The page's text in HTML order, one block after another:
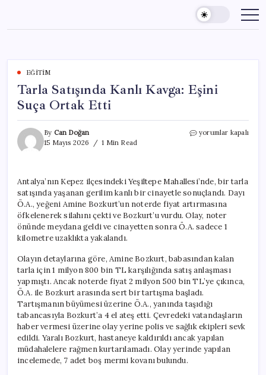
content
EĞITIM
Tarla Satışında Kanlı Kavga: Eşini
Suça Ortak Etti
By Can Doğan
15 Mayıs 2026
1 Min Read
Tarla
Suça
Ortak
Etti
için
yorumlar kapalı
Antalya’nın Kepez ilçesindeki Yeşiltepe Mahallesi’nde, bir tarla
satışında yaşanan gerilim kanlı bir cinayetle sonuçlandı. Dayı
Ö.A., yeğeni Amine Bozkurt’un noterde fiyat artırmasına
öfkelenerek silahını çekti ve Bozkurt’u vurdu. Olay, noter
önünde meydana geldi ve cinayetten sonra Ö.A. sadece 1
kilometre uzaklıkta yakalandı.
Olayın detaylarına göre, Amine Bozkurt, babasından kalan
tarla için 1 milyon 800 bin TL karşılığında satış anlaşması
yapmıştı. Ancak noterde fiyat 2 milyon 500 bin TL’ye çıkınca,
Ö.A. ile Bozkurt arasında sert bir tartışma başladı.
Tartışmanın büyümesi üzerine Ö.A., yanında taşıdığı
tabancasıyla Bozkurt’a 4 el ateş etti. Çevredeki vatandaşların
haber vermesi üzerine olay yerine polis ve sağlık ekipleri sevk
edildi. Yaralı Bozkurt, hastaneye kaldırıldı ancak yapılan
müdahalelere rağmen kurtarılamadı. Olay yerinde yapılan
incelemede, 7 adet boş mermi kovanı bulundu.